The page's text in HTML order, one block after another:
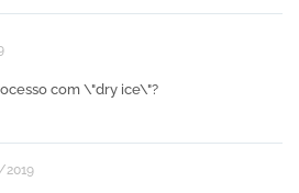
com \"dry ice\"?
2019